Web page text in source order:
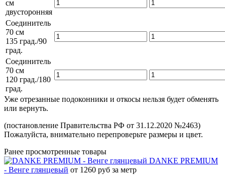
см
двусторонняя
Соединитель
70 см
135 град./90
град.
Соединитель
70 см
120 град./180
град.
Уже отрезанные подоконники и откосы нельзя будет обменять
или вернуть.
(постановление Правительства РФ от 31.12.2020 №2463)
Пожалуйста, внимательно перепроверьте размеры и цвет.
Ранее просмотренные товары
DANKE PREMIUM
- Венге глянцевый от 1260 руб за метр